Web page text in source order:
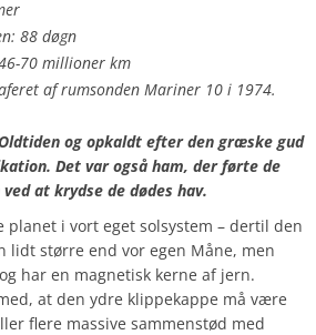
88 døgn
70 millioner km
af rumsonden Mariner 10 i 1974.
og opkaldt efter den græske gud
Det var også ham, der førte de
at krydse de dødes hav.
i vort eget solsystem – dertil den
lidt større end vor egen Måne, men
har en magnetisk kerne af jern.
at den ydre klippekappe må være
flere massive sammenstød med